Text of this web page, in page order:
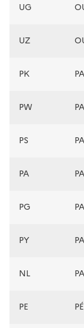
UG
UZ
PK
PW
PS
PA
PG
PY
NL
PE